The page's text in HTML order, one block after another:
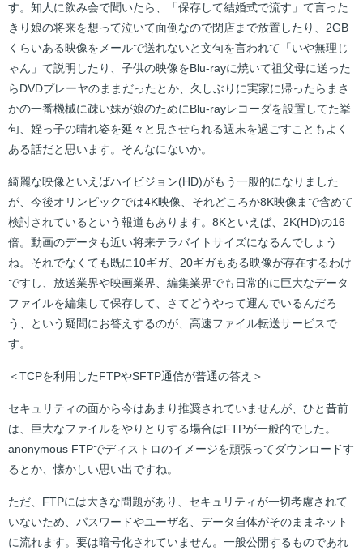
す。知人に飲み会で聞いたら、「保存して結婚式で流す」て言った
きり娘の将来を想って泣いて面倒なので閉店まで放置したり、2GB
くらいある映像をメールで送れないと文句を言われて「いや無理じ
ゃん」て説明したり、子供の映像をBlu-rayに焼いて祖父母に送った
らDVDプレーヤのままだったとか、久しぶりに実家に帰ったらまさ
かの一番機械に疎い妹が娘のためにBlu-rayレコーダを設置してた挙
句、姪っ子の晴れ姿を延々と見させられる週末を過ごすこともよく
ある話だと思います。そんなにないか。
綺麗な映像といえばハイビジョン(HD)がもう一般的になりました
が、今後オリンピックでは4K映像、それどころか8K映像まで含めて
検討されているという報道もあります。8Kといえば、2K(HD)の16
倍。動画のデータも近い将来テラバイトサイズになるんでしょう
ね。それでなくても既に10ギガ、20ギガもある映像が存在するわけ
ですし、放送業界や映画業界、編集業界でも日常的に巨大なデータ
ファイルを編集して保存して、さてどうやって運んでいるんだろ
う、という疑問にお答えするのが、高速ファイル転送サービスで
す。
＜TCPを利用したFTPやSFTP通信が普通の答え＞
セキュリティの面から今はあまり推奨されていませんが、ひと昔前
は、巨大なファイルをやりとりする場合はFTPが一般的でした。
anonymous FTPでディストロのイメージを頑張ってダウンロードす
るとか、懐かしい思い出ですね。
ただ、FTPには大きな問題があり、セキュリティが一切考慮されて
いないため、パスワードやユーザ名、データ自体がそのままネット
に流れます。要は暗号化されていません。一般公開するものであれ